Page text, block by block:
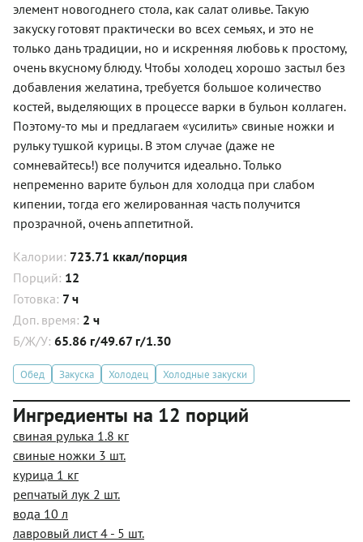
элемент новогоднего стола, как салат оливье. Такую
закуску готовят практически во всех семьях, и это не
только дань традиции, но и искренняя любовь к простому,
очень вкусному блюду. Чтобы холодец хорошо застыл без
добавления желатина, требуется большое количество
костей, выделяющих в процессе варки в бульон коллаген.
Поэтому-то мы и предлагаем «усилить» свиные ножки и
рульку тушкой курицы. В этом случае (даже не
сомневайтесь!) все получится идеально. Только
непременно варите бульон для холодца при слабом
кипении, тогда его желированная часть получится
прозрачной, очень аппетитной.
Калории: 723.71 ккал/порция
Порций: 12
Готовка: 7 ч
Доп. время: 2 ч
Б/Ж/У: 65.86 г/49.67 г/1.30
Обед Закуска Холодец Холодные закуски
Ингредиенты на 12 порций
свиная рулька 1.8 кг
свиные ножки 3 шт.
курица 1 кг
репчатый лук 2 шт.
вода 10 л
лавровый лист 4 - 5 шт.